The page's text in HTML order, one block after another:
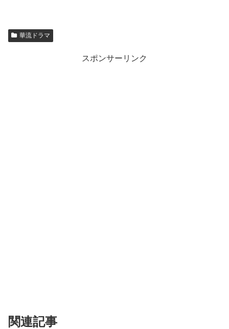
華流ドラマ
スポンサーリンク
関連記事